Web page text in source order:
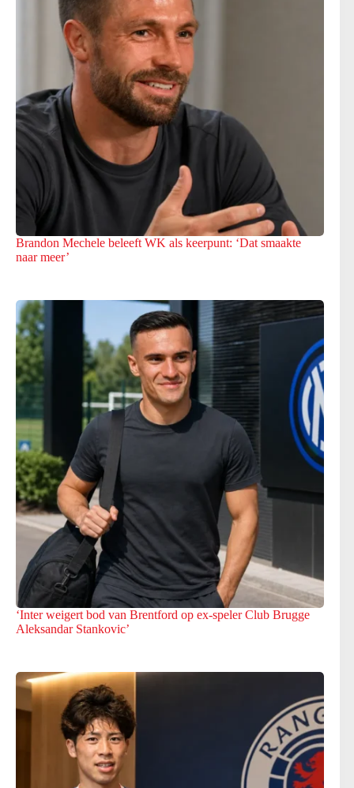
Brandon Mechele beleeft WK als keerpunt: ‘Dat smaakte
naar meer’
‘Inter weigert bod van Brentford op ex-speler Club Brugge
Aleksandar Stankovic’